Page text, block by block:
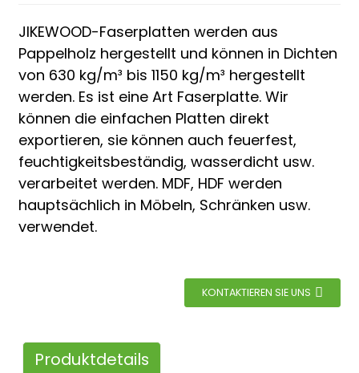
JIKEWOOD-Faserplatten werden aus
Pappelholz hergestellt und können in Dichten
von 630 kg/m³ bis 1150 kg/m³ hergestellt
werden. Es ist eine Art Faserplatte. Wir
können die einfachen Platten direkt
exportieren, sie können auch feuerfest,
feuchtigkeitsbeständig, wasserdicht usw.
verarbeitet werden. MDF, HDF werden
hauptsächlich in Möbeln, Schränken usw.
verwendet.
KONTAKTIEREN SIE UNS
Produktdetails